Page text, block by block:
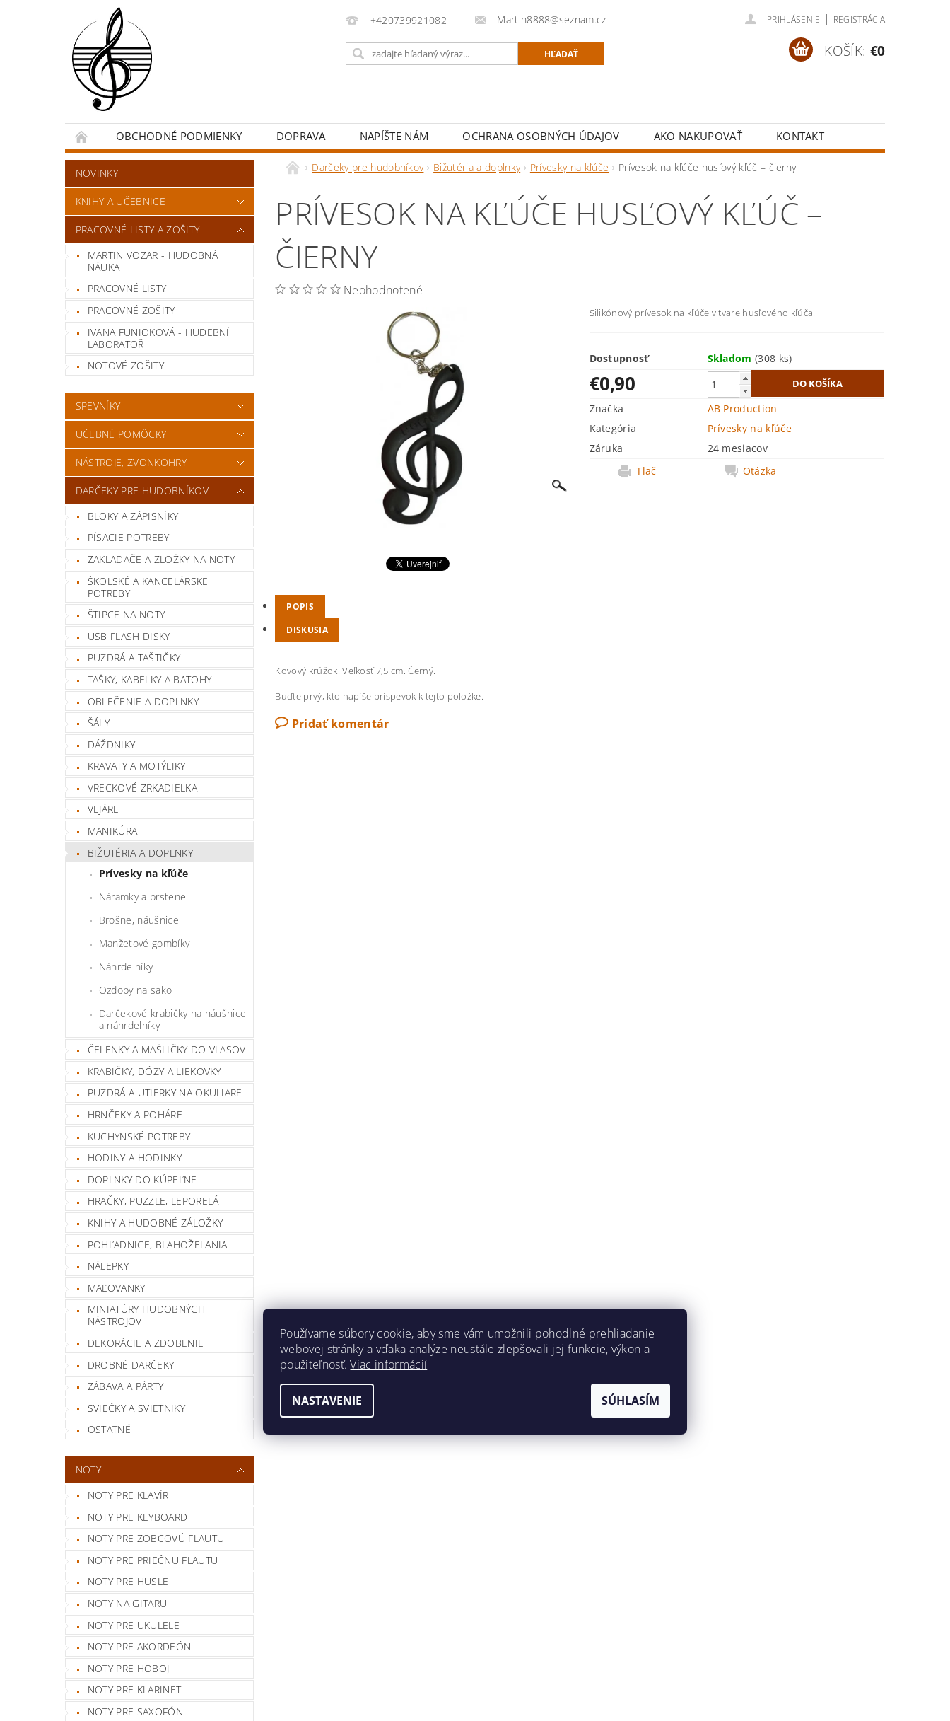
+420739921082 Martin8888@seznam.cz PRIHLÁSENIE | REGISTRÁCIA
KOŠÍK: €0
OBCHODNÉ PODMIENKY DOPRAVA NAPÍŠTE NÁM OCHRANA OSOBNÝCH ÚDAJOV AKO NAKUPOVAŤ KONTAKT
NOVINKY
KNIHY A UČEBNICE
PRACOVNÉ LISTY A ZOŠITY
MARTIN VOZAR - HUDOBNÁ
NÁUKA
PRACOVNÉ LISTY
PRACOVNÉ ZOŠITY
IVANA FUNIOKOVÁ - HUDEBNÍ
LABORATOŘ
NOTOVÉ ZOŠITY
SPEVNÍKY
UČEBNÉ POMÔCKY
NÁSTROJE, ZVONKOHRY
DARČEKY PRE HUDOBNÍKOV
BLOKY A ZÁPISNÍKY
PÍSACIE POTREBY
ZAKLADAČE A ZLOŽKY NA NOTY
ŠKOLSKÉ A KANCELÁRSKE
POTREBY
ŠTIPCE NA NOTY
USB FLASH DISKY
PUZDRÁ A TAŠTIČKY
TAŠKY, KABELKY A BATOHY
OBLEČENIE A DOPLNKY
ŠÁLY
DÁŽDNIKY
KRAVATY A MOTÝLIKY
VRECKOVÉ ZRKADIELKA
VEJÁRE
MANIKÚRA
BIŽUTÉRIA A DOPLNKY
Prívesky na kľúče
Náramky a prstene
Brošne, náušnice
Manžetové gombíky
Náhrdelníky
Ozdoby na sako
Darčekové krabičky na náušnice
a náhrdelníky
ČELENKY A MAŠLIČKY DO VLASOV
KRABIČKY, DÓZY A LIEKOVKY
PUZDRÁ A UTIERKY NA OKULIARE
HRNČEKY A POHÁRE
KUCHYNSKÉ POTREBY
HODINY A HODINKY
DOPLNKY DO KÚPEĽNE
HRAČKY, PUZZLE, LEPORELÁ
KNIHY A HUDOBNÉ ZÁLOŽKY
POHĽADNICE, BLAHOŽELANIA
NÁLEPKY
MAĽOVANKY
MINIATÚRY HUDOBNÝCH
NÁSTROJOV
DEKORÁCIE A ZDOBENIE
DROBNÉ DARČEKY
ZÁBAVA A PÁRTY
SVIEČKY A SVIETNIKY
OSTATNÉ
NOTY
NOTY PRE KLAVÍR
NOTY PRE KEYBOARD
NOTY PRE ZOBCOVÚ FLAUTU
NOTY PRE PRIEČNU FLAUTU
NOTY PRE HUSLE
NOTY NA GITARU
NOTY PRE UKULELE
NOTY PRE AKORDEÓN
NOTY PRE HOBOJ
NOTY PRE KLARINET
NOTY PRE SAXOFÓN
Darčeky pre hudobníkov Bižutéria a doplnky Prívesky na kľúče Prívesok na kľúče husľový kľúč – čierny
PRÍVESOK NA KĽÚČE HUSĽOVÝ KĽÚČ –
ČIERNY
Neohodnotené
Silikónový prívesok na kľúče v tvare husľového kľúča.
Dostupnosť Skladom(308 ks)
€0,90
Značka
AB Production
Kategória
Prívesky na kľúče
Záruka
24 mesiacov
Tlač
Otázka
POPIS
DISKUSIA
Kovový krúžok. Veľkosť 7,5 cm. Černý.
Buďte prvý, kto napíše príspevok k tejto položke.
Pridať komentár
Používame súbory cookie, aby sme vám umožnili pohodlné prehliadanie
webovej stránky a vďaka analýze neustále zlepšovali jej funkcie, výkon a
použiteľnosť.Viac informácií
NASTAVENIE SÚHLASÍM